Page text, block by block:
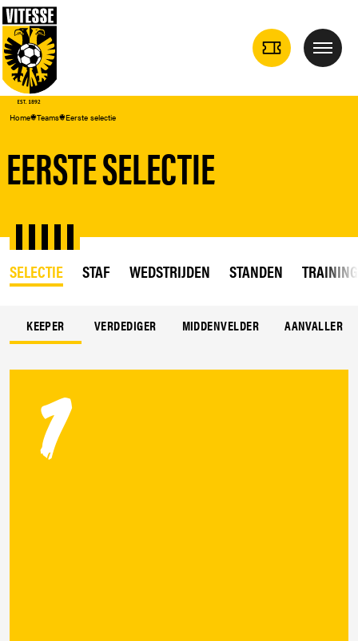
TICKETS
Menu
Home Teams Eerste selectie
EERSTE SELECTIE
SELECTIE STAF WEDSTRIJDEN STANDEN
KEEPER VERDEDIGER MIDDENVELDER AANVALLER
1